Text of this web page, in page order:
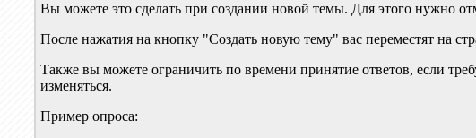
Вы можете это сделать при создании новой темы. Для этого нужно
После нажатия на кнопку "Создать новую тему" вас переместят на
Также вы можете ограничить по времени принятие ответов, если
изменяться.
Пример опроса: